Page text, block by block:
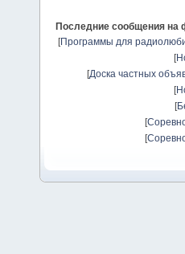
Последние сообщения на
[Программы для
[
[Доска частных
[
[
[
[